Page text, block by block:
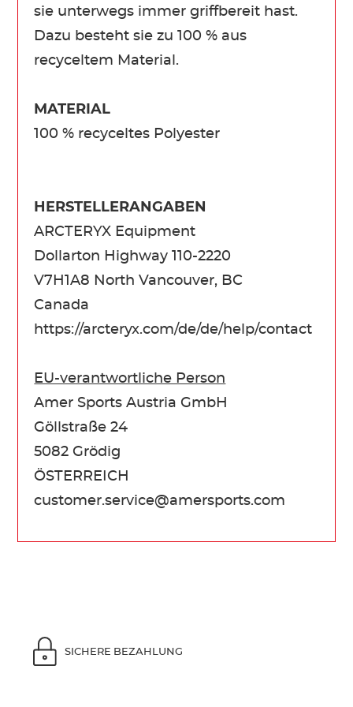
sie unterwegs immer griffbereit hast.
Dazu besteht sie zu 100 % aus
recyceltem Material.
MATERIAL
100 % recyceltes Polyester
HERSTELLERANGABEN
ARCTERYX Equipment
Dollarton Highway 110-2220
V7H1A8 North Vancouver, BC
Canada
https://arcteryx.com/de/de/help/contact
EU-verantwortliche Person
Amer Sports Austria GmbH
Göllstraße 24
5082 Grödig
ÖSTERREICH
customer.service@amersports.com
SICHERE BEZAHLUNG